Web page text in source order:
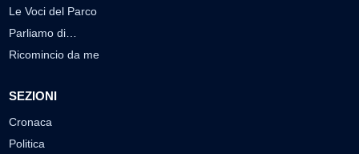
Le Voci del Parco
Parliamo di…
Ricomincio da me
SEZIONI
Cronaca
Politica